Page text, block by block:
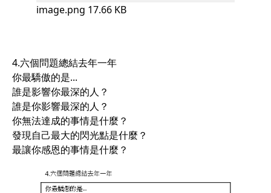
image.png 17.66 KB
4.六個問題總結去年一年
你最驕傲的是...
誰是影響你最深的人？
誰是你影響最深的人？
你無法達成的事情是什麼？
發現自己最大的閃光點是什麼？
最讓你感恩的事情是什麼？